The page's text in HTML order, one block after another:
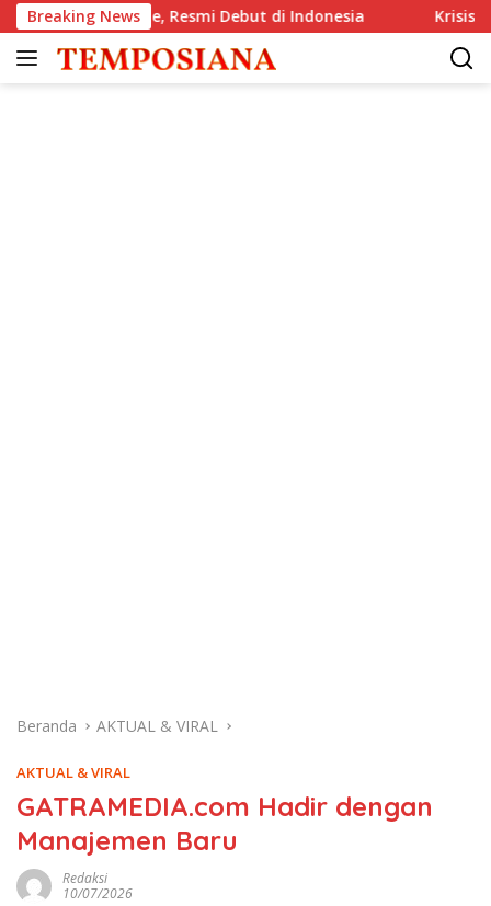
Langsung
ke
konten
Breaking News
Resmi Debut di Indonesia Krisis Komunikasi
Beranda AKTUAL & VIRAL
AKTUAL & VIRAL
GATRAMEDIA.com Hadir dengan
Manajemen Baru
Redaksi
10/07/2026